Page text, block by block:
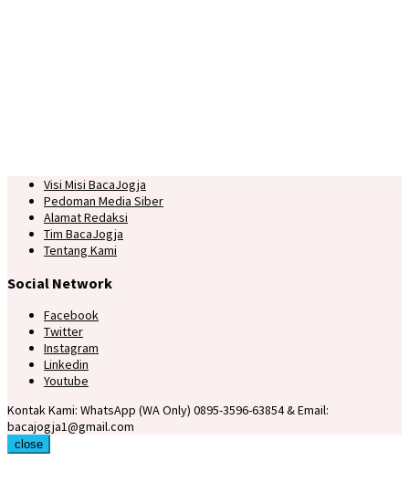
Visi Misi BacaJogja
Pedoman Media Siber
Alamat Redaksi
Tim BacaJogja
Tentang Kami
Social Network
Facebook
Twitter
Instagram
Linkedin
Youtube
Kontak Kami: WhatsApp (WA Only) 0895-3596-63854 & Email:
bacajogja1@gmail.com
close